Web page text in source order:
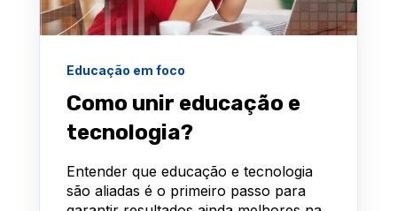
Educação em foco
Como unir educação e
tecnologia?
Entender que educação e tecnologia
são aliadas é o primeiro passo para